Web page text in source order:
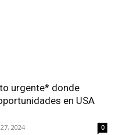
urgente* donde
en USA
2024 0